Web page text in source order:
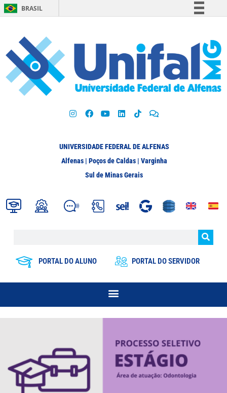
BRASIL
Participe
Acesso à informação
Legislação
UNIVERSIDADE FEDERAL DE ALFENAS
Alfenas | Poços de Caldas | Varginha
Sul de Minas Gerais
PORTAL DO ALUNO PORTAL DO SERVIDOR